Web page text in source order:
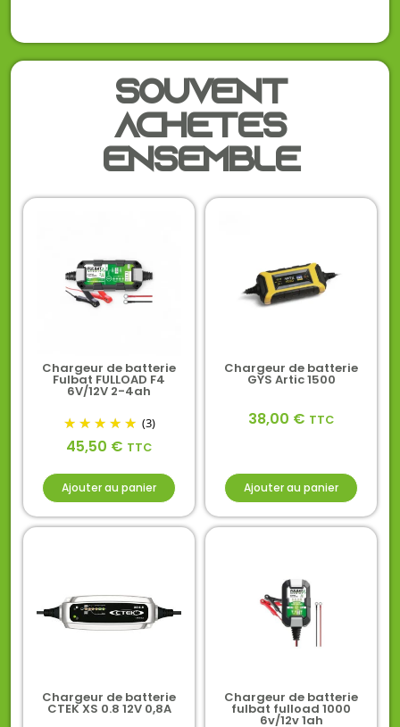
Souvent
achetés
ensemble
Chargeur de batterie
Fulbat FULLOAD F4
6V/12V 2-4ah
(3)
45,50 € TTC
Ajouter au panier
Chargeur de batterie
GYS Artic 1500
38,00 € TTC
Ajouter au panier
Chargeur de batterie
CTEK XS 0.8 12V 0,8A
Chargeur de batterie
fulbat fulload 1000
6v/12v 1ah